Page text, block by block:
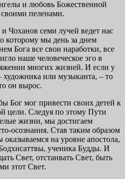
и любовь Боже­ственной
пеленами.
Чоханов семи лучей ве­дет нас
которому мы день за днем
Бога все свои нара­ботки, все
наше человече­ское эго в
многих жиз­ней. И если у
художника или музыканта, – то
он вырос.
Бог мог привести своих детей к
цели. Следуя по это­му Пути
жизни, мы до­стигаем
осознания. Став та­ким образом
на уровне апостола,
ученика Будды. И
Свет, отстаивать Свет, быть
этот Свет.